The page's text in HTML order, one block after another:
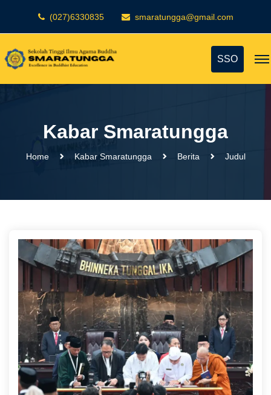
(027)6330835 smaratungga@gmail.com
SSO
Kabar Smaratungga
Home Kabar Smaratungga Berita Judul